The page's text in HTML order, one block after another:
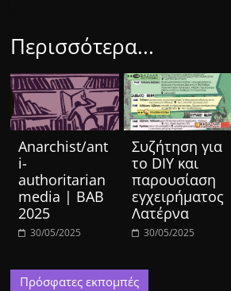
Περισσότερα...
Anarchist/ant
i-
authoritarian
media | BAB
2025
30/05/2025
Συζήτηση για
το DIY και
παρουσίαση
εγχειρήματος
Λατέρνα
30/05/2025
Πρόσφατες εκπομπές